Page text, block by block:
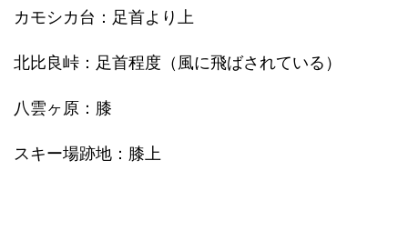
カモシカ台：足首より上
北比良峠：足首程度（風に飛ばされている）
八雲ヶ原：膝
スキー場跡地：膝上